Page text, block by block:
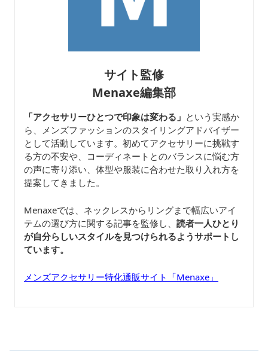
サイト監修
Menaxe編集部
「アクセサリーひとつで印象は変わる」 という実感か
ら、メンズファッションのスタイリングアドバイザー
として活動しています。初めてアクセサリーに挑戦す
る方の不安や、コーディネートとのバランスに悩む方
の声に寄り添い、体型や服装に合わせた取り入れ方を
提案してきました。
Menaxeでは、ネックレスからリングまで幅広いアイ
テムの選び方に関する記事を監修し、 読者一人ひとり
が自分らしいスタイルを見つけられるようサポートし
ています。
メンズアクセサリー特化通販サイト「Menaxe」